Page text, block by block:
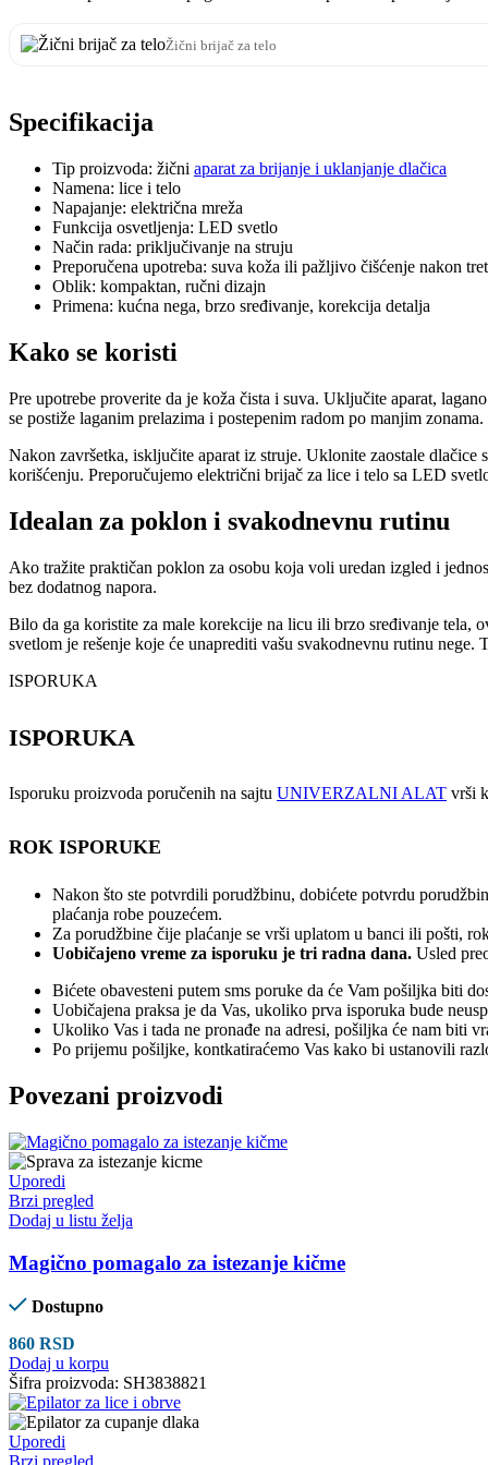
Žični brijač za telo
Specifikacija
Tip proizvoda: žični aparat za brijanje i uklanjanje dlačica
Namena: lice i telo
Napajanje: električna mreža
Funkcija osvetljenja: LED svetlo
Način rada: priključivanje na struju
Preporučena upotreba: suva koža ili pažljivo čišćenje nakon
Oblik: kompaktan, ručni dizajn
Primena: kućna nega, brzo sređivanje, korekcija detalja
Kako se koristi
Pre upotrebe proverite da je koža čista i suva. Uključite aparat,
se postiže laganim prelazima i postepenim radom po manjim zonama.
Nakon završetka, isključite aparat iz struje. Uklonite zaostale dlačice
korišćenju. Preporučujemo električni brijač za lice i telo sa LED
Idealan za poklon i svakodnevnu rutinu
Ako tražite praktičan poklon za osobu koja voli uredan izgled i
bez dodatnog napora.
Bilo da ga koristite za male korekcije na licu ili brzo sređivanje tela,
svetlom je rešenje koje će unaprediti vašu svakodnevnu rutinu
ISPORUKA
ISPORUKA
Isporuku proizvoda poručenih na sajtu UNIVERZALNI ALAT vrši
ROK ISPORUKE
Nakon što ste potvrdili porudžbinu, dobićete potvrdu
plaćanja robe pouzećem.
Za porudžbine čije plaćanje se vrši uplatom u banci ili pošti,
Uobičajeno vreme za isporuku je tri radna dana. Usled
Bićete obavesteni putem sms poruke da će Vam pošiljka biti
Uobičajena praksa je da Vas, ukoliko prva isporuka bude
Ukoliko Vas i tada ne pronađe na adresi, pošiljka će nam biti
Po prijemu pošiljke, kontkatiraćemo Vas kako bi ustanovili
Povezani proizvodi
Uporedi
Brzi pregled
Dodaj u listu želja
Magično pomagalo za istezanje kičme
Dostupno
860 RSD
Dodaj u korpu
Šifra proizvoda: SH3838821
Uporedi